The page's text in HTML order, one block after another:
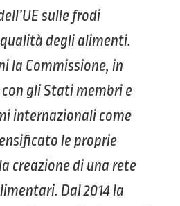
sulle frodi
degli alimenti.
la Commissione, in
gli Stati membri e
internazionali come
le proprie
creazione di una rete
Dal 2014 la